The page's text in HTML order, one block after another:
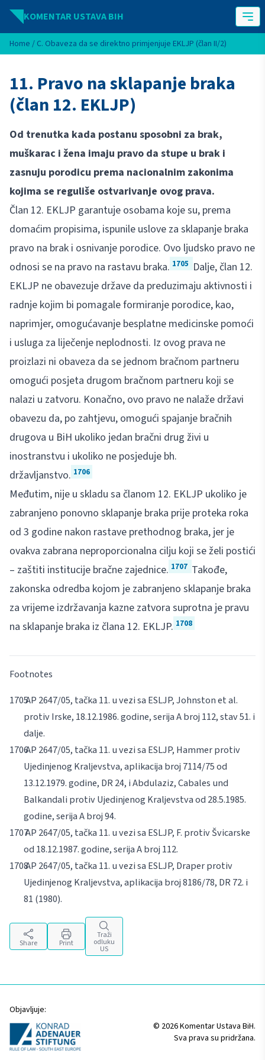
Idi na sadržaj
KOMENTAR USTAVA BIH
Home / C. Obaveza da se direktno primjenjuje EKLJP (član II/2)
11. Pravo na sklapanje braka
(član 12. EKLJP)
Od trenutka kada postanu sposobni za brak,
muškarac i žena imaju pravo da stupe u brak i
zasnuju porodicu prema nacionalnim zakonima
kojima se reguliše ostvarivanje ovog prava.
Član 12. EKLJP garantuje osobama koje su, prema
domaćim propisima, ispunile uslove za sklapanje braka
pravo na brak i osnivanje porodice. Ovo ljudsko pravo ne
odnosi se na pravo na rastavu braka. 1705 Dalje, član 12.
EKLJP ne obavezuje države da preduzimaju aktivnosti i
radnje kojim bi pomagale formiranje porodice, kao,
naprimjer, omogućavanje besplatne medicinske pomoći
i usluga za liječenje neplodnosti. Iz ovog prava ne
proizlazi ni obaveza da se jednom bračnom partneru
omogući posjeta drugom bračnom partneru koji se
nalazi u zatvoru. Konačno, ovo pravo ne nalaže državi
obavezu da, po zahtjevu, omogući spajanje bračnih
drugova u BiH ukoliko jedan bračni drug živi u
inostranstvu i ukoliko ne posjeduje bh.
državljanstvo. 1706
Međutim, nije u skladu sa članom 12. EKLJP ukoliko je
zabranjeno ponovno sklapanje braka prije proteka roka
od 3 godine nakon rastave prethodnog braka, jer je
ovakva zabrana neproporcionalna cilju koji se želi postići
– zaštiti institucije bračne zajednice. 1707 Takođe,
zakonska odredba kojom je zabranjeno sklapanje braka
za vrijeme izdržavanja kazne zatvora suprotna je pravu
na sklapanje braka iz člana 12. EKLJP. 1708
Footnotes
AP 2647/05, tačka 11. u vezi sa ESLJP, Johnstonetal.
protiv Irske, 18.12.1986. godine, serija A broj 112, stav 51. i
dalje.
AP 2647/05, tačka 11. u vezi sa ESLJP, Hammer protiv
Ujedinjenog Kraljevstva, aplikacija broj 7114/75 od
13.12.1979. godine, DR 24, i Abdulaziz, Cabales und
Balkandali protiv Ujedinjenog Kraljevstva od 28.5.1985.
godine, serija A broj 94.
AP 2647/05, tačka 11. u vezi sa ESLJP, F. protiv Švicarske
od 18.12.1987. godine, serija A broj 112.
AP 2647/05, tačka 11. u vezi sa ESLJP, Draper protiv
Ujedinjenog Kraljevstva, aplikacija broj 8186/78, DR 72. i
81 (1980).
Share Print
Traži
odluku
US
Objavljuje:
© 2026 Komentar Ustava BiH.
Sva prava su pridržana.